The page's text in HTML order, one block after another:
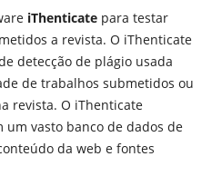
iThenticate para testar
a revista. O iThenticate
detecção de plágio usada
de trabalhos submetidos ou
revista. O iThenticate
um vasto banco de dados de
da web e fontes